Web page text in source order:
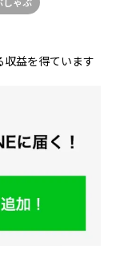
益を得ています